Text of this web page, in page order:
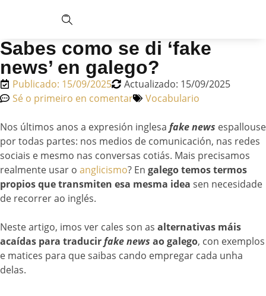
Sabes como se di ‘fake
news’ en galego?
Publicado: 15/09/2025
Actualizado: 15/09/2025
Sé o primeiro en comentar
Vocabulario
Nos últimos anos a expresión inglesa fake news espallouse
por todas partes: nos medios de comunicación, nas redes
sociais e mesmo nas conversas cotiás. Mais precisamos
realmente usar o anglicismo? En galego temos termos
propios que transmiten esa mesma idea sen necesidade
de recorrer ao inglés.
Neste artigo, imos ver cales son as alternativas máis
acaídas para traducirfake news ao galego, con exemplos
e matices para que saibas cando empregar cada unha
delas.